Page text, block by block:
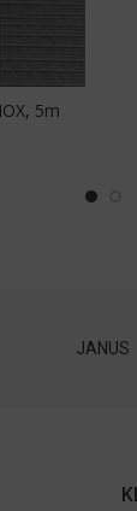
5m
Permo